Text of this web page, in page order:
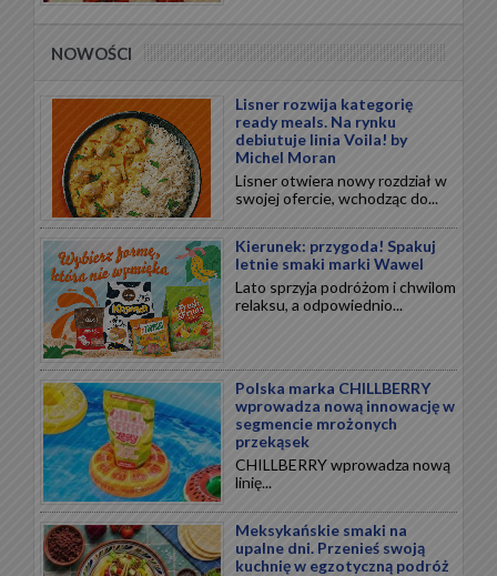
NOWOŚCI
Lisner rozwija kategorię
ready meals. Na rynku
debiutuje linia Voila! by
Michel Moran
Lisner otwiera nowy rozdział w
swojej ofercie, wchodząc do...
Kierunek: przygoda! Spakuj
letnie smaki marki Wawel
Lato sprzyja podróżom i chwilom
relaksu, a odpowiednio...
Polska marka CHILLBERRY
wprowadza nową innowację w
segmencie mrożonych
przekąsek
CHILLBERRY wprowadza nową
linię...
Meksykańskie smaki na
upalne dni. Przenieś swoją
kuchnię w egzotyczną podróż